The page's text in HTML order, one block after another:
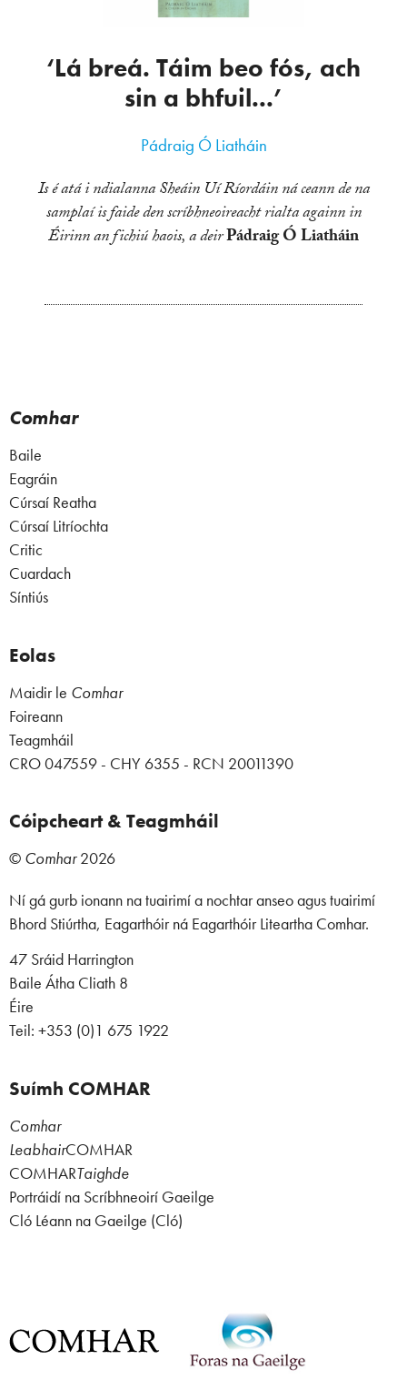
‘Lá breá. Táim beo fós, ach
sin a bhfuil...’
Pádraig Ó Liatháin
Is é atá i ndialanna Sheáin Uí Ríordáin ná ceann de na
samplaí is faide den scríbhneoireacht rialta againn in
Éirinn an fichiú haois, a deirPádraig Ó Liatháin
Comhar
Baile
Eagráin
Cúrsaí Reatha
Cúrsaí Litríochta
Critic
Cuardach
Síntiús
Eolas
Maidir le Comhar
Foireann
Teagmháil
CRO 047559 - CHY 6355 - RCN 20011390
Cóipcheart & Teagmháil
© Comhar2026
Ní gá gurb ionann na tuairimí a nochtar anseo agus tuairimí
Bhord Stiúrtha, Eagarthóir ná Eagarthóir Liteartha Comhar.
47 Sráid Harrington
Baile Átha Cliath 8
Éire
Teil: +353 (0)1 675 1922
Suímh COMHAR
Comhar
LeabhairCOMHAR
COMHARTaighde
Portráidí na Scríbhneoirí Gaeilge
Cló Léann na Gaeilge (Cló)